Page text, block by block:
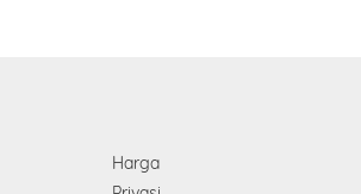
Harga